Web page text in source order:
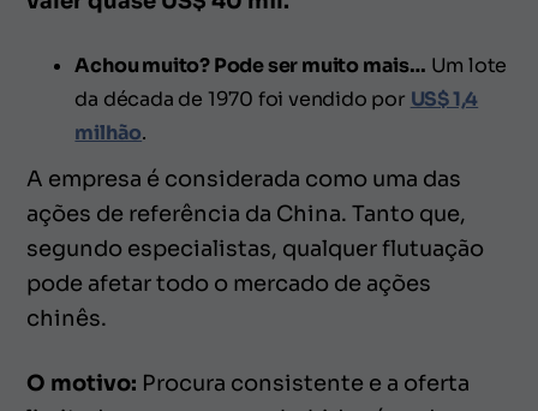
Achou muito? Pode ser muito mais… Um lote
da década de 1970 foi vendido por US$ 1,4
milhão.
A empresa é considerada como uma das
ações de referência da China. Tanto que,
segundo especialistas, qualquer flutuação
pode afetar todo o mercado de ações
chinês.
O motivo: Procura consistente e a oferta